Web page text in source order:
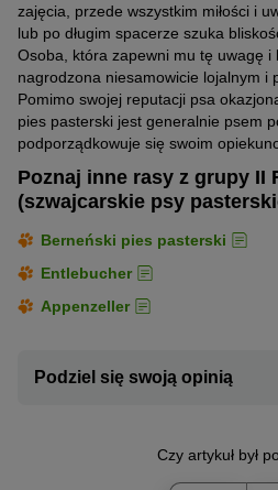
zajęcia, przede wszystkim miłości i
lub po długim spacerze szuka
Osoba, która zapewni mu tę uwagę i
nagrodzona niesamowicie lojalnym i
Pomimo swojej reputacji psa
pies pasterski jest generalnie psem
podporządkowuje się swoim
Poznaj inne rasy z grupy II
(szwajcarskie psy
Berneński pies pasterski
Entlebucher
Appenzeller
Podziel się swoją opinią
Czy artykuł był